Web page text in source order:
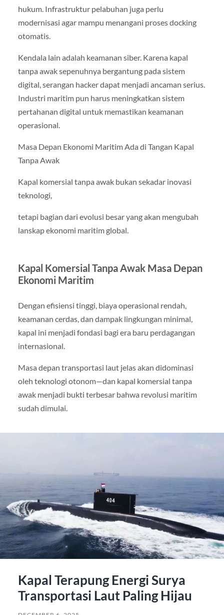
hukum. Infrastruktur pelabuhan juga perlu
modernisasi agar mampu menangani proses docking
otomatis.
Kendala lain adalah keamanan siber. Karena kapal
tanpa awak sepenuhnya bergantung pada sistem
digital, serangan hacker dapat menjadi ancaman serius.
Industri maritim pun harus meningkatkan sistem
pertahanan digital untuk memastikan keamanan
operasional.
Masa Depan Ekonomi Maritim Ada di Tangan Kapal
Tanpa Awak
Kapal komersial tanpa awak bukan sekadar inovasi
teknologi,
tetapi bagian dari evolusi besar yang akan mengubah
lanskap ekonomi maritim global.
Kapal Komersial Tanpa Awak Masa Depan
Ekonomi Maritim
Dengan efisiensi tinggi, biaya operasional rendah,
keamanan cerdas, dan dampak lingkungan minimal,
kapal ini menjadi fondasi bagi era baru perdagangan
internasional.
Masa depan transportasi laut jelas akan didominasi
oleh teknologi otonom—dan kapal komersial tanpa
awak menjadi bukti terbesar bahwa revolusi maritim
sudah dimulai.
Kapal Terapung Energi Surya
Transportasi Laut Paling Hijau